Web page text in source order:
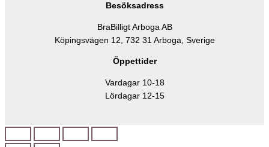
Besöksadress
BraBilligt Arboga AB
Köpingsvägen 12, 732 31 Arboga, Sverige
Öppettider
Vardagar 10-18
Lördagar 12-15